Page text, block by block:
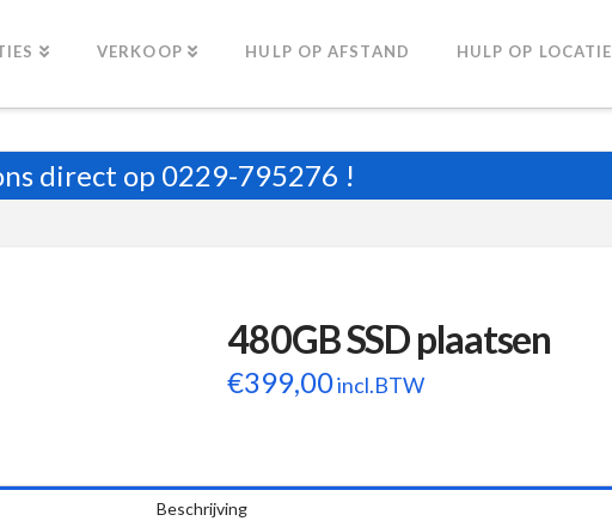
VERKOOP HULP OP AFSTAND HULP OP LOCATIE
direct op 0229-795276 !
480GB SSD plaatsen
€399,00incl.BTW
Beschrijving